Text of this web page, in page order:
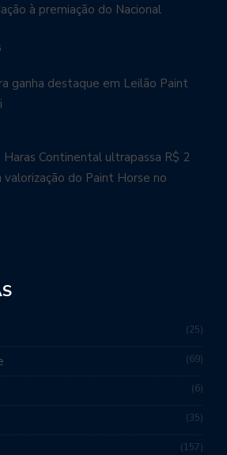
à premiação do Nacional
ganha destaque em Leilão Paint
Haras Continental ultrapassa R$ 2
valorização do Paint Horse no
25
69
6
35
157